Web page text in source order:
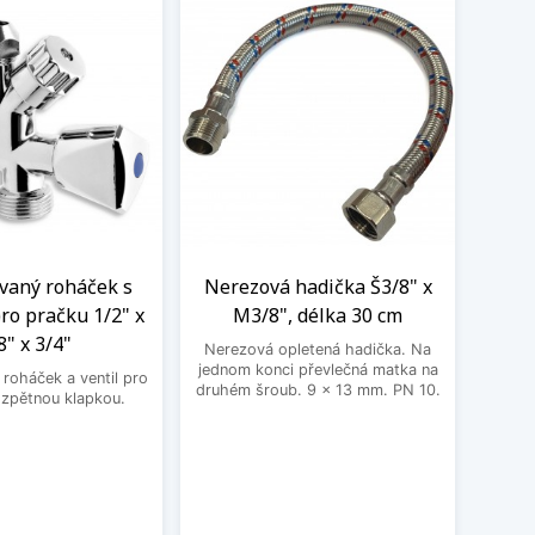
roháček s
pračku 1/2" x
x 3/4"
roháček a ventil pro
klapkou.
Nerezová hadička Š3/8" x
M3/8", délka 30 cm
Nerezová opletená hadička. Na
jednom konci převlečná matka na
druhém šroub. 9 x 13 mm. PN 10.